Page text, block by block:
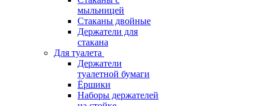
мыльницей
Стаканы двойные
Держатели для
стакана
Для туалета
Держатели
туалетной бумаги
Ёршики
Наборы держателей